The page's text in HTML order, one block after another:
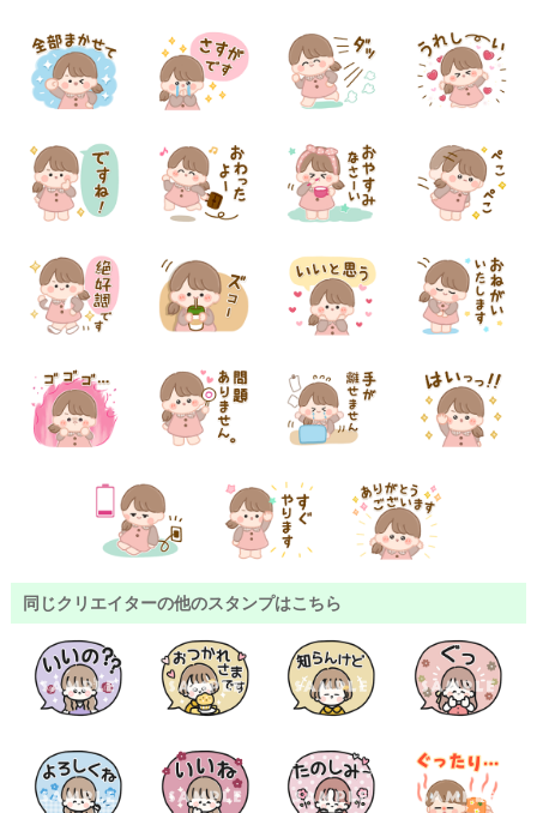
同じクリエイターの他のスタンプはこちら